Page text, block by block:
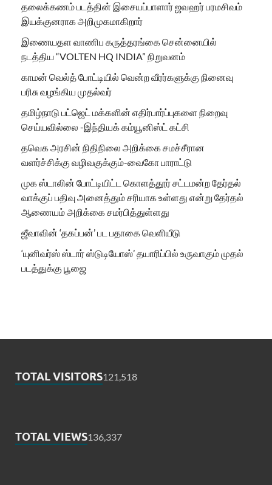
தலைக்கணம் படத்தின் இசையப்பாளார் ஜவஹர் பரமசிவம்
இயக்குனராக அறிமுகமாகிறார்
இணையதள வாணிப கருத்தரங்கை சென்னையில்
நடத்திய “VOLTEN HQ INDIA” நிறுவனம்
காமன் வெல்த் போட்டியில் வென்ற வீரர்களுக்கு நினைவு
பரிசு வழங்கிய முதல்வர்
தமிழ்நாடு பட்ஜெட் மக்களின் எதிர்பார்ப்புகளை நிறைவு
செய்யவில்லை -இந்தியக் கம்யூனிஸ்ட் கட்சி
தவெக அரசின் நிதிநிலை அறிக்கை சமச்சீரான
வளர்ச்சிக்கு வழிவகுக்கும்-வைகோ பாராட்டு
முக ஸ்டாலின் போட்டியிட்ட கொளத்தூர் சட்டமன்ற தேர்தல்
வாக்குப் பதிவு அனைத்தும் சரியாக உள்ளது என்று தேர்தல்
ஆணையம் அறிக்கை சமர்பித்துள்ளது
ஜீவாவின் ‘தகப்பன்’ பட பதாகை வெளியீடு
‘யுனிவர்ஸ் ஸ்டார் ஸ்டுடியோஸ்’ தயாரிப்பில் உருவாகும் முதல்
படத்துக்கு பூஜை
TOTAL VISITORS121,518
TOTAL VIEWS136,337